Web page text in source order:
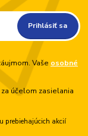
Prihlásiť sa
Vaše osobné
účelom zasielania
prebiehajúcich akcií